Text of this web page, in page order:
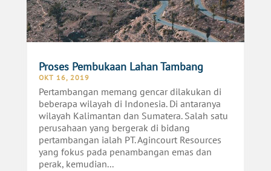
Proses Pembukaan Lahan Tambang
OKT 16, 2019
Pertambangan memang gencar dilakukan di
beberapa wilayah di Indonesia. Di antaranya
wilayah Kalimantan dan Sumatera. Salah satu
perusahaan yang bergerak di bidang
pertambangan ialah PT. Agincourt Resources
yang fokus pada penambangan emas dan
perak, kemudian...